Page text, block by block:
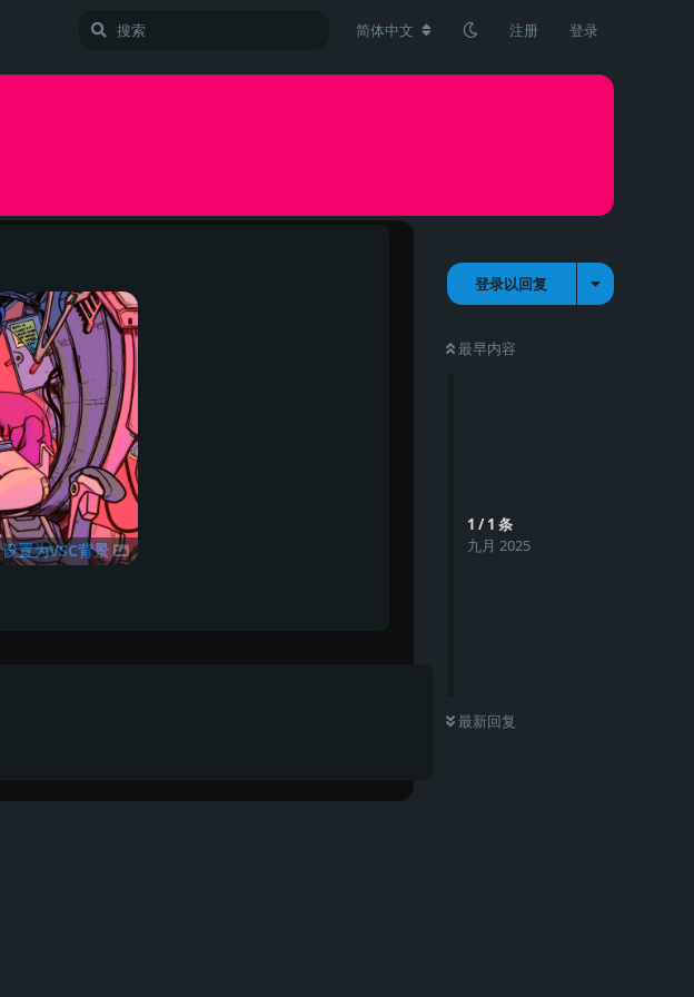
简体中文 注册 登录
登录以回复
最早内容
1 /1 条
九月 2025
最新回复
设置为VSC背景